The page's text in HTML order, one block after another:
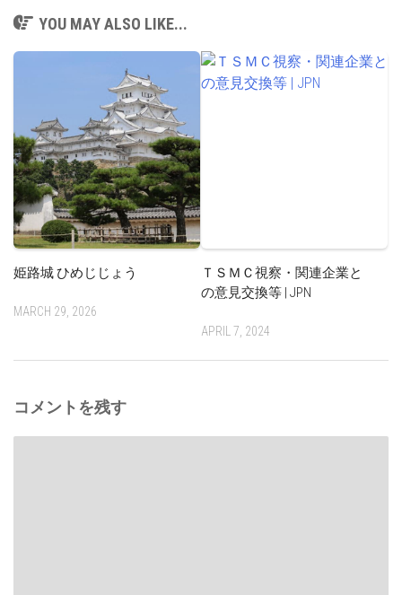
YOU MAY ALSO LIKE...
姫路城 ひめじじょう
MARCH 29, 2026
ＴＳＭＣ視察・関連企業と
の意見交換等 | JPN
APRIL 7, 2024
コメントを残す